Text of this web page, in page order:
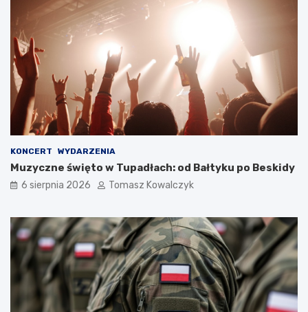
KONCERT WYDARZENIA
Muzyczne święto w Tupadłach: od Bałtyku po Beskidy
6 sierpnia 2026 Tomasz Kowalczyk